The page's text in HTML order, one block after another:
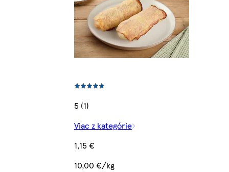
5 (1)
Viac z kategórie
1,15 €
10,00 €/kg